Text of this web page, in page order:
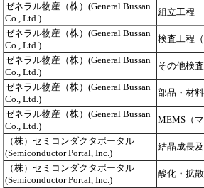
ゼネラル物産（株）(General Bussan
Co., Ltd.)
組立工程
ゼネラル物産（株）(General Bussan
Co., Ltd.)
検査工程
ゼネラル物産（株）(General Bussan
Co., Ltd.)
その他検
ゼネラル物産（株）(General Bussan
Co., Ltd.)
部品・材
ゼネラル物産（株）(General Bussan
Co., Ltd.)
MEMS（
（株）セミコンダクタポータル
(Semiconductor Portal, Inc.)
結晶成長
（株）セミコンダクタポータル
(Semiconductor Portal, Inc.)
酸化・拡